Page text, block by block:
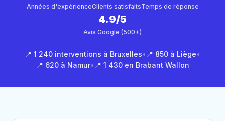
Années d'expérienceClients satisfaitsTemps de réponse
4.9/5
Avis Google (500+)
📍 1 240 interventions à Bruxelles• 📍 850 à Liège•
📍 620 à Namur• 📍 1 430 en Brabant Wallon